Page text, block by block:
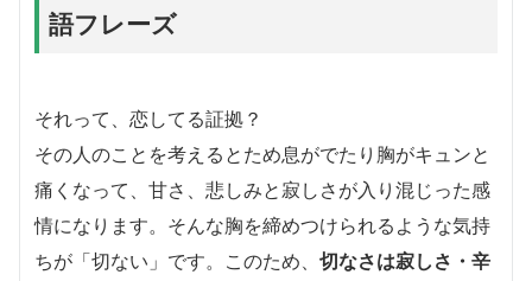
語フレーズ
それって、恋してる証拠？
その人のことを考えるとため息がでたり胸がキュンと
痛くなって、甘さ、悲しみと寂しさが入り混じった感
情になります。そんな胸を締めつけられるような気持
ちが「切ない」です。このため、 切なさは寂しさ・辛